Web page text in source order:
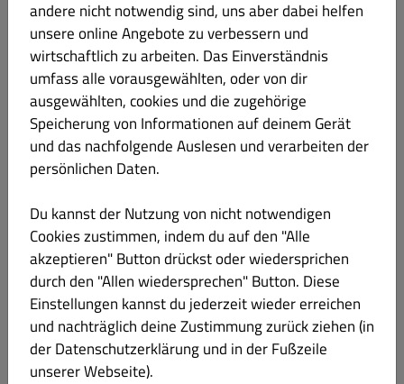
52 PASTA BOLOGNESE € 11.40
(PASTA NACH WAHL MIT HACKFLEISCHSOSSE)
Risotti - Reisgerichte
Carne e Pesce
andere nicht notwendig sind, uns aber dabei helfen
unsere online Angebote zu verbessern und
wirtschaftlich zu arbeiten. Das Einverständnis
umfass alle vorausgewählten, oder von dir
ausgewählten, cookies und die zugehörige
Speicherung von Informationen auf deinem Gerät
und das nachfolgende Auslesen und verarbeiten der
persönlichen Daten.
Du kannst der Nutzung von nicht notwendigen
Cookies zustimmen, indem du auf den "Alle
akzeptieren" Button drückst oder wiedersprichen
durch den "Allen wiedersprechen" Button. Diese
Einstellungen kannst du jederzeit wieder erreichen
und nachträglich deine Zustimmung zurück ziehen (in
der Datenschutzerklärung und in der Fußzeile
unserer Webseite).